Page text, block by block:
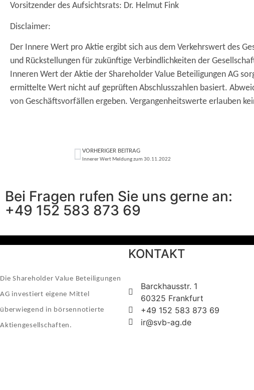
Vorsitzender des Aufsichtsrats: Dr. Helmut Fink
Disclaimer:
Der Innere Wert pro Aktie ergibt sich aus dem Verkehrswert des
und Rückstellungen für zukünftige Verbindlichkeiten der
Inneren Wert der Aktie der Shareholder Value Beteiligungen AG
ermittelte Wert nicht auf geprüften Abschlusszahlen basiert.
von Geschäftsvorfällen ergeben. Vergangenheitswerte erlauben
VORHERIGER BEITRAG
Innerer Wert Meldung zum 30.11.2022
Bei Fragen rufen Sie uns gerne an:
+49 152 583 873 69
Die Shareholder Value Beteiligungen
AG investiert eigene Mittel
überwiegend in börsennotierte
Aktiengesellschaften.
KONTAKT
Barckhausstr. 1
60325 Frankfurt
+49 152 583 873 69
ir@svb-ag.de